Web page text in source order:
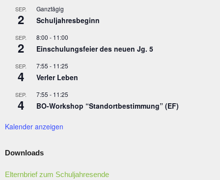
SEP.
2
Ganztägig
Schuljahresbeginn
SEP.
2
8:00 - 11:00
Einschulungsfeier des neuen Jg. 5
SEP.
4
7:55 - 11:25
Verler Leben
SEP.
4
7:55 - 11:25
BO-Workshop “Standortbestimmung” (EF)
Kalender anzeigen
Downloads
Elternbrief zum Schuljahresende